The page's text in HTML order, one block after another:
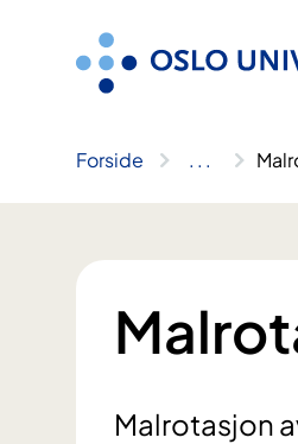
Forside .. .
Malrotasjon